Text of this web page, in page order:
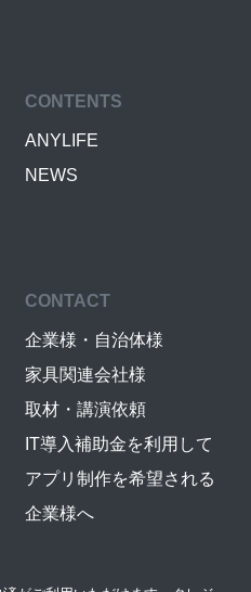
CONTENTS
ANYLIFE
NEWS
CONTACT
企業様・自治体様
家具関連会社様
取材・講演依頼
IT導入補助金を利用して
アプリ制作を希望される
企業様へ